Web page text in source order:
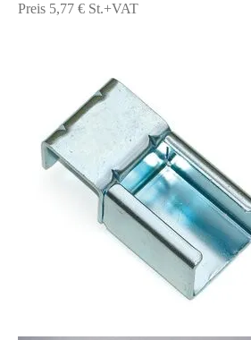
Preis 5,77 € St.+VAT